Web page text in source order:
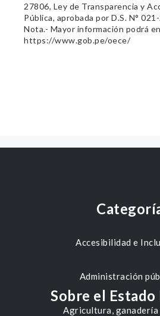
27806, Ley de Transparencia y
Pública, aprobada por D.S. N°
Nota.- Mayor información podrá
https://www.gob.pe/oece/
Accesibilidad e
Administración
Agricultura, ganadería
Sobre el Estado